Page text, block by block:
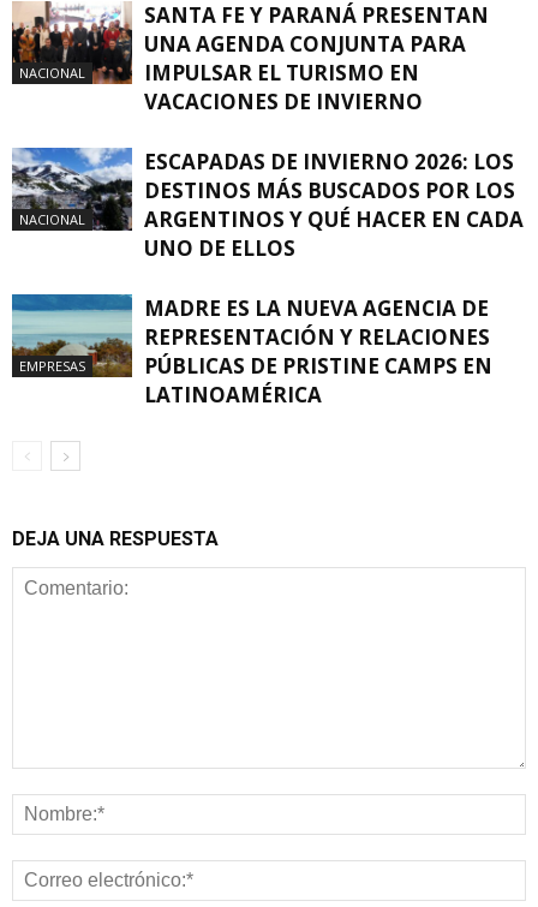
NACIONAL
SANTA FE Y PARANÁ PRESENTAN
UNA AGENDA CONJUNTA PARA
IMPULSAR EL TURISMO EN
VACACIONES DE INVIERNO
NACIONAL
ESCAPADAS DE INVIERNO 2026: LOS
DESTINOS MÁS BUSCADOS POR LOS
ARGENTINOS Y QUÉ HACER EN CADA
UNO DE ELLOS
EMPRESAS
MADRE ES LA NUEVA AGENCIA DE
REPRESENTACIÓN Y RELACIONES
PÚBLICAS DE PRISTINE CAMPS EN
LATINOAMÉRICA
DEJA UNA RESPUESTA